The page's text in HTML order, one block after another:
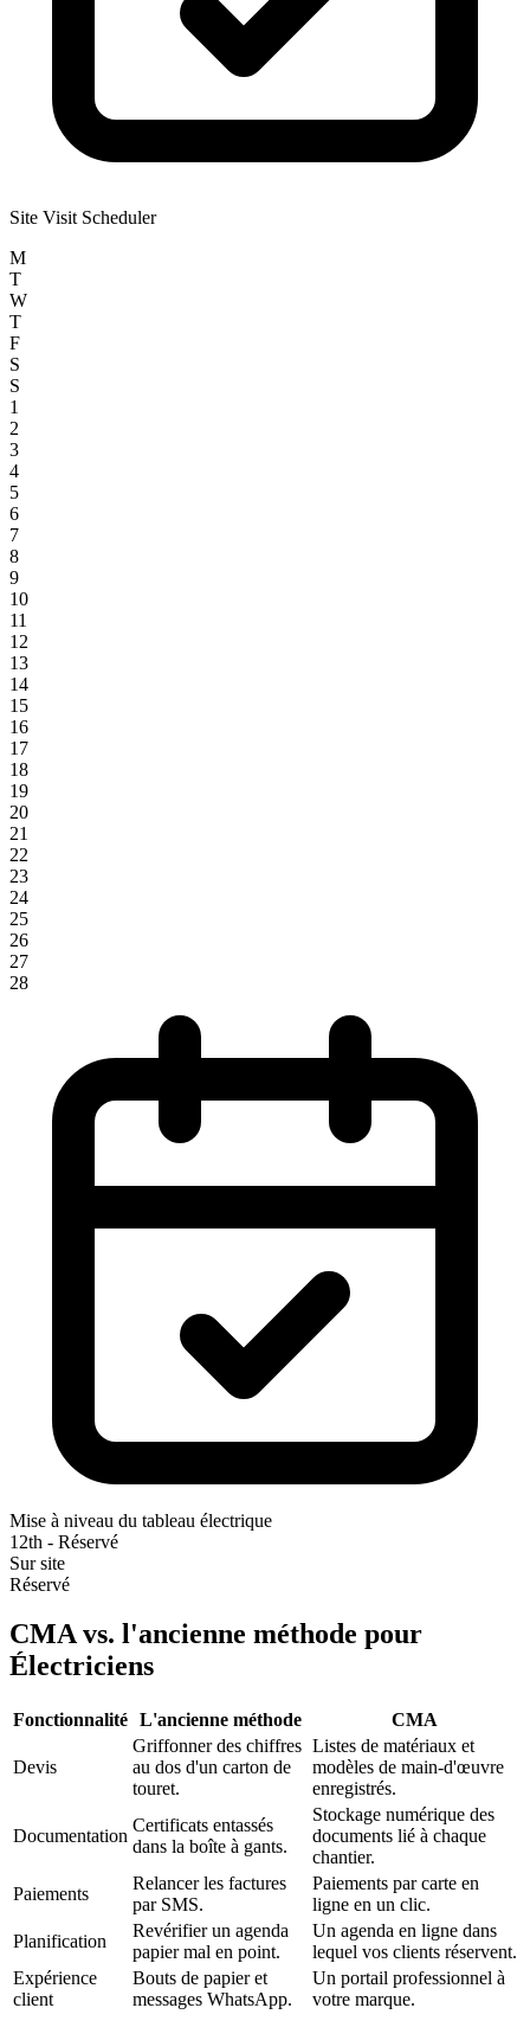
Site Visit Scheduler
M
T
W
T
F
S
S
1
2
3
4
5
6
7
8
9
10
11
12
13
14
15
16
17
18
19
20
21
22
23
24
25
26
27
28
Mise à niveau du tableau électrique
12th - Réservé
Sur site
Réservé
CMA vs. l'ancienne méthode pour
Électriciens
Fonctionnalité L'ancienne méthode CMA‎
Devis
Griffonner des chiffres
au dos d'un carton de
touret.
Listes de matériaux et
modèles de main-d'œuvre
enregistrés.
Documentation
Certificats entassés
dans la boîte à gants.
Stockage numérique des
documents lié à chaque
chantier.
Paiements
Relancer les factures
par SMS.
Paiements par carte en
ligne en un clic.
Planification
Revérifier un agenda
papier mal en point.
Un agenda en ligne dans
lequel vos clients réservent.
Expérience
client
Bouts de papier et
messages WhatsApp.
Un portail professionnel à
votre marque.